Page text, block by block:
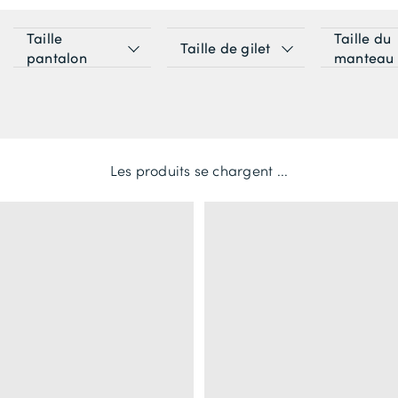
Taille
pantalon
Taille de gilet
Taille du
manteau
Les produits se chargent ...